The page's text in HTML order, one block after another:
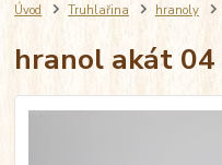
Úvod Truhlařina hranoly
hranol akát 04